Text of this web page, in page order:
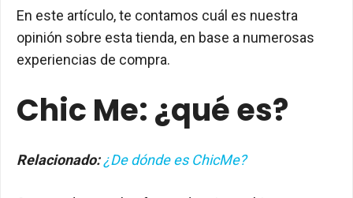
En este artículo, te contamos cuál es nuestra
opinión sobre esta tienda, en base a numerosas
experiencias de compra.
Chic Me: ¿qué es?
Relacionado: ¿De dónde es ChicMe?